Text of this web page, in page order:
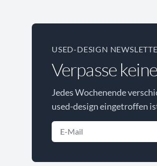
USED-DESIGN
Verpasse
Jedes Wochenende
used-design eingetroffen